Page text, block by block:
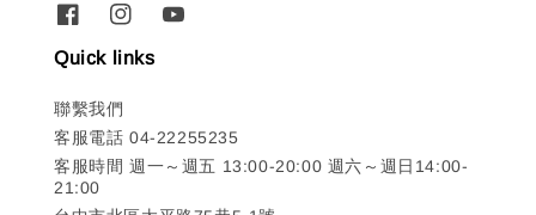
Quick links
聯繫我們
客服電話 04-22255235
客服時間 週一～週五 13:00-20:00 週六～週日14:00-
21:00